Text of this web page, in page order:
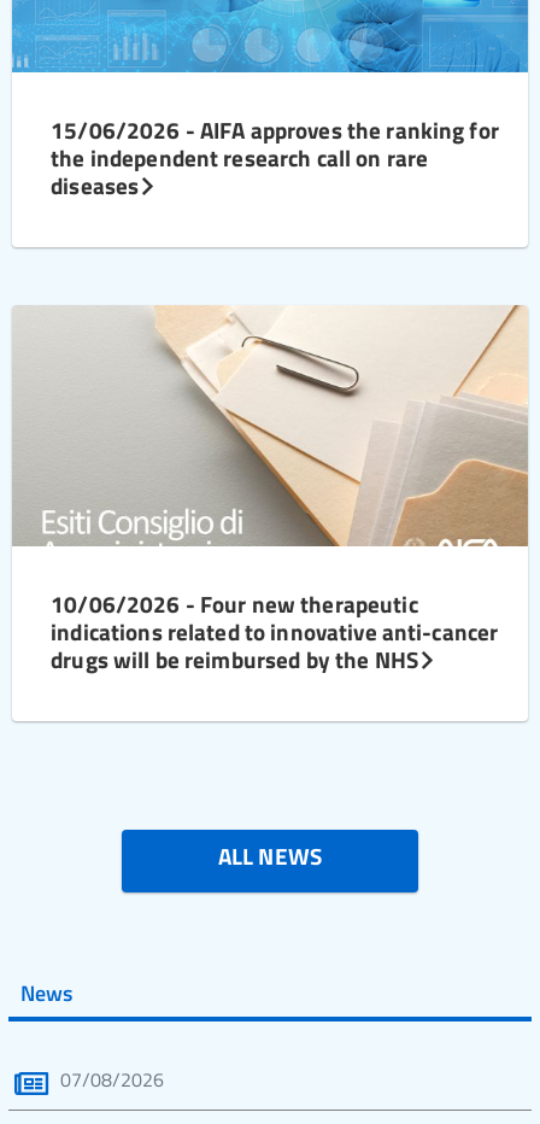
15/06/2026 - AIFA approves the ranking for
the independent research call on rare
diseases
10/06/2026 - Four new therapeutic
indications related to innovative anti-cancer
drugs will be reimbursed by the NHS
ALL NEWS
News
07/08/2026